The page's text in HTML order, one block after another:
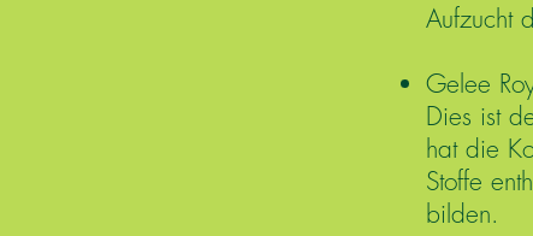
Aufzucht
Gelee
Dies ist
hat die
Stoffe
bilden.